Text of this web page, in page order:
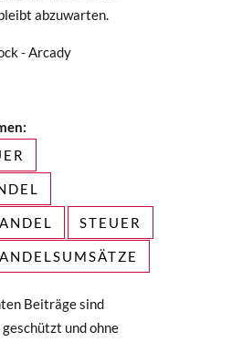
abzuwarten.
- Arcady
STEUER
Beiträge sind
und ohne